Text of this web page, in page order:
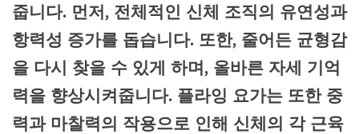
줍니다. 먼저, 전체적인 신체 조직의 유연성과
항력성 증가를 돕습니다. 또한, 줄어든 균형감
을 다시 찾을 수 있게 하며, 올바른 자세 기억
력을 향상시켜줍니다. 플라잉 요가는 또한 중
력과 마찰력의 작용으로 인해 신체의 각 근육